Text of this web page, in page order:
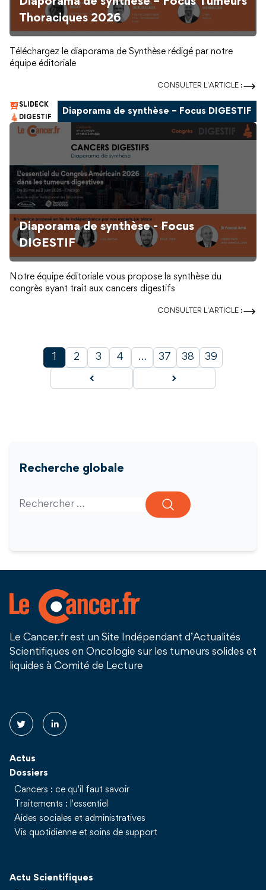
Thoraciques 2026
Téléchargez le diaporama de Synthèse rédigé par notre
équipe éditoriale
CONSULTER L'ARTICLE :
SLIDECK
DIGESTIF
Diaporama de synthèse – Focus DIGESTIF
Diaporama de synthèse - Focus
DIGESTIF
Notre équipe éditoriale vous propose la synthèse du
congrès ayant trait aux cancers digestifs
CONSULTER L'ARTICLE :
2 3 4 … 37 38 39
Recherche globale
Search for:
Le Cancer.fr est un Site Indépendant d’Actualités
Scientifiques en Oncologie sur les tumeurs solides et
liquides à Comité de Lecture
Actus
Dossiers
Cancers : ce qu'il faut savoir
Traitements : l'essentiel
Aides sociales et administratives
Vis quotidienne et soins de support
Actu Scientifiques